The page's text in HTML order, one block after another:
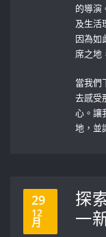
的導演
及生活
因為如
席之地
當我們
去感受
心。讓
地，並
29
12
月
探
一